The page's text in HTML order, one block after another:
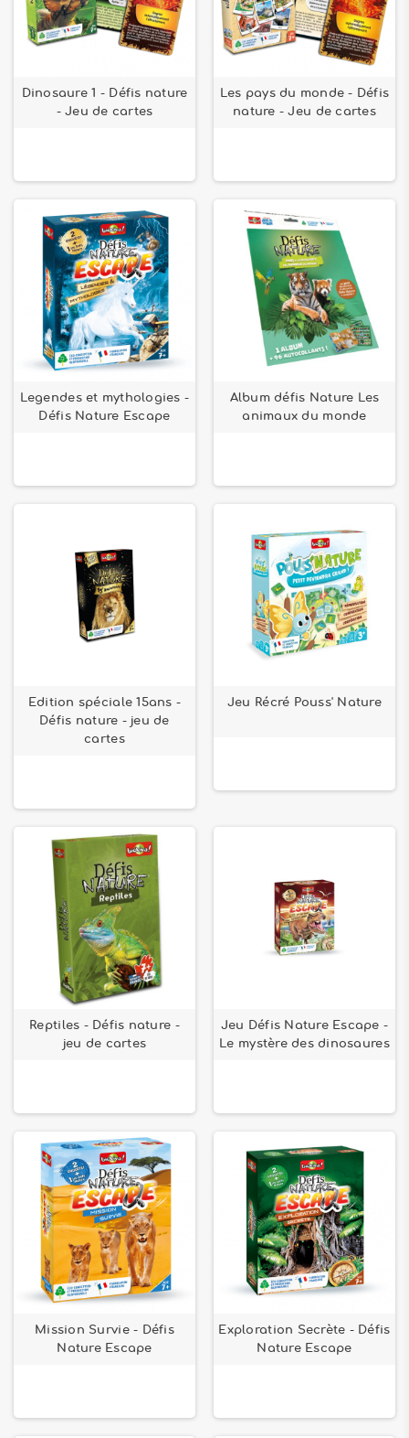
Dinosaure 1 - Défis nature
- Jeu de cartes
Les pays du monde - Défis
nature - Jeu de cartes
Legendes et mythologies -
Défis Nature Escape
Album défis Nature Les
animaux du monde
Edition spéciale 15ans -
Défis nature - jeu de
cartes
Jeu Récré Pouss' Nature
Reptiles - Défis nature -
jeu de cartes
Jeu Défis Nature Escape -
Le mystère des dinosaures
Mission Survie - Défis
Nature Escape
Exploration Secrète - Défis
Nature Escape